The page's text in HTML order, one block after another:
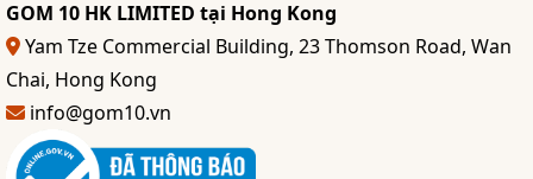
GOM 10 HK LIMITED tại Hong Kong
Yam Tze Commercial Building, 23 Thomson Road, Wan
Chai, Hong Kong
info@gom10.vn